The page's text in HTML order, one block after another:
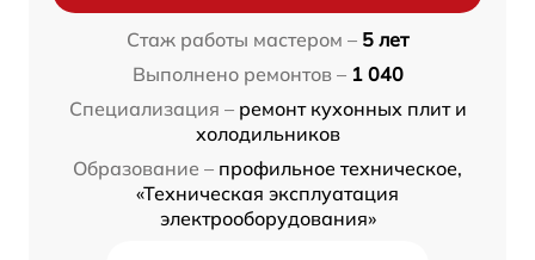
Стаж работы мастером – 5 лет
Выполнено ремонтов – 1 040
Специализация – ремонт кухонных плит и
холодильников
Образование – профильное техническое,
«Техническая эксплуатация
электрооборудования»